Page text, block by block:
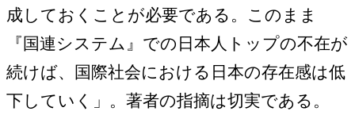
成しておくことが必要である。このまま
『国連システム』での日本人トップの不在が
続けば、国際社会における日本の存在感は低
下していく」。著者の指摘は切実である。